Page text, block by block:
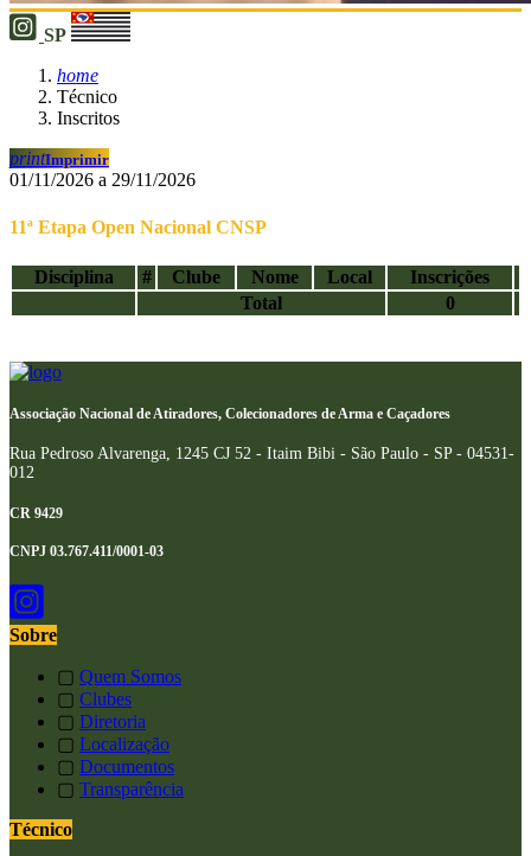
SP
home
Técnico
Inscritos
printImprimir
01/11/2026 a 29/11/2026
11ª Etapa Open Nacional CNSP
Disciplina # Clube Nome Local
Inscrições
Total
0
Associação Nacional de Atiradores, Colecionadores de Arma e Caçadores
Rua Pedroso Alvarenga, 1245 CJ 52 - Itaim Bibi - São Paulo - SP - 04531-
012
CR 9429
CNPJ 03.767.411/0001-03
Sobre
▢ Quem Somos
▢ Clubes
▢ Diretoria
▢ Localização
▢ Documentos
▢ Transparência
Técnico